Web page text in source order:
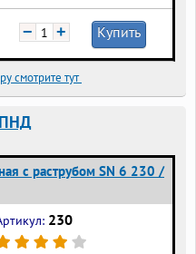
− + Купить
смотрите тут
с раструбом SN 6 230 /
230